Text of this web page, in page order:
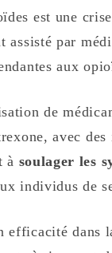
est une
assisté par
aux
de
avec
à soulager les
individus de
efficacité dans